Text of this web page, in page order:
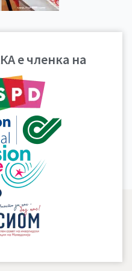
1, 2006
е членка на